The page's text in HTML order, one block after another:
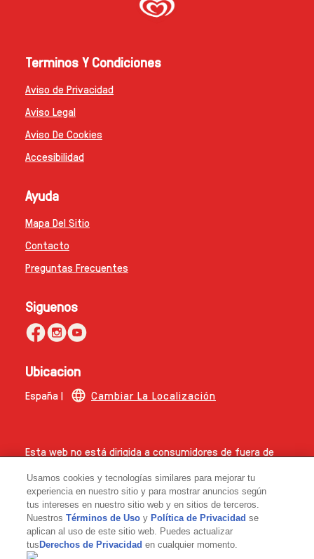
Terminos Y Condiciones
Aviso de Privacidad
Aviso Legal
Aviso De Cookies
Accesibilidad
Ayuda
Mapa Del Sitio
Contacto
Preguntas Frecuentes
Siguenos
Ubicacion
España | Cambiar La Localización
Esta web no está dirigida a consumidores de fuera de
© 2026 Copyright | The Magnum Ice Cream Company.
Usamos cookies y tecnologías similares para mejorar tu
experiencia en nuestro sitio y para mostrar anuncios según
tus intereses en nuestro sitio web y en sitios de terceros.
NuestrosTérminos de Uso y Política de Privacidadse
aplican al uso de este sitio web. Puedes actualizar
tus Derechos de Privacidad en cualquier momento.